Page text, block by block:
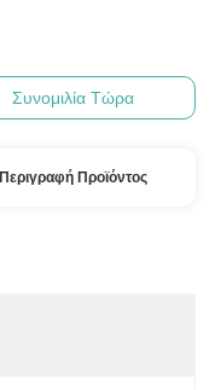
Συνομιλία Τώρα
Περιγραφή Προϊόντος